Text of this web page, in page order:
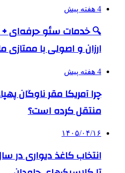
4 هفته پیش
ارزان و اصولی با ممتازی
4 هفته پیش
چرا آمریکا مقر ناوگان
منتقل کرده است؟
۱۴۰۵/۰۴/۱۶